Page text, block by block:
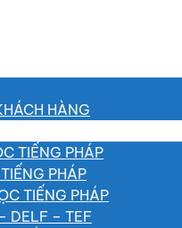
HÀNG
TIẾNG PHÁP
PHÁP
TIẾNG PHÁP
DELF – TEF